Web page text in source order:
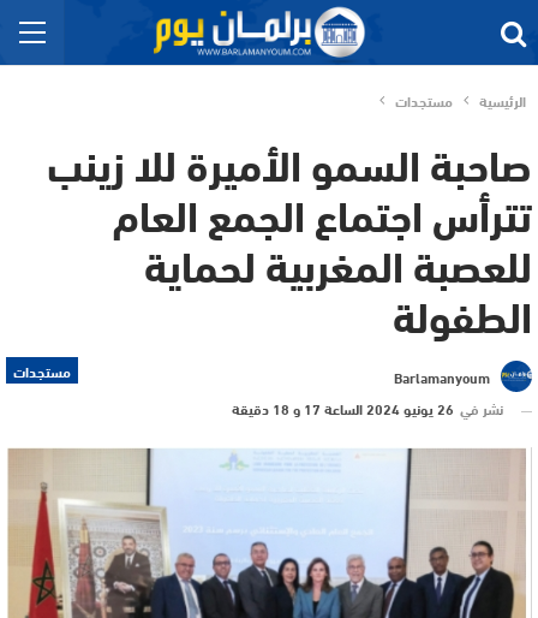
الرئيسية مستجدات
صاحبة السمو الأميرة للا زينب
تترأس اجتماع الجمع العام
للعصبة المغربية لحماية
الطفولة
مستجدات
Barlamanyoum
نشر في 26 يونيو 2024 الساعة 17 و 18 دقيقة